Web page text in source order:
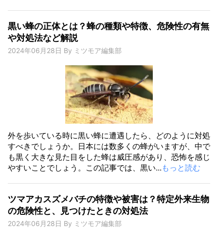
黒い蜂の正体とは？蜂の種類や特徴、危険性の有無
や対処法など解説
2024年06月28日 By ミツモア編集部
外を歩いている時に黒い蜂に遭遇したら、どのように対処
すべきでしょうか。日本には数多くの蜂がいますが、中で
も黒く大きな見た目をした蜂は威圧感があり、恐怖を感じ
やすいことでしょう。この記事では、黒い... もっと読む
ツマアカスズメバチの特徴や被害は？特定外来生物
の危険性と、見つけたときの対処法
2024年06月28日 By ミツモア編集部